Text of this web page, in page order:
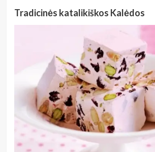
Tradicinės katalikiškos Kalėdos